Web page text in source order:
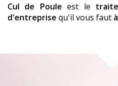
Cul de Poule est le
d'entreprise qu'il vous faut